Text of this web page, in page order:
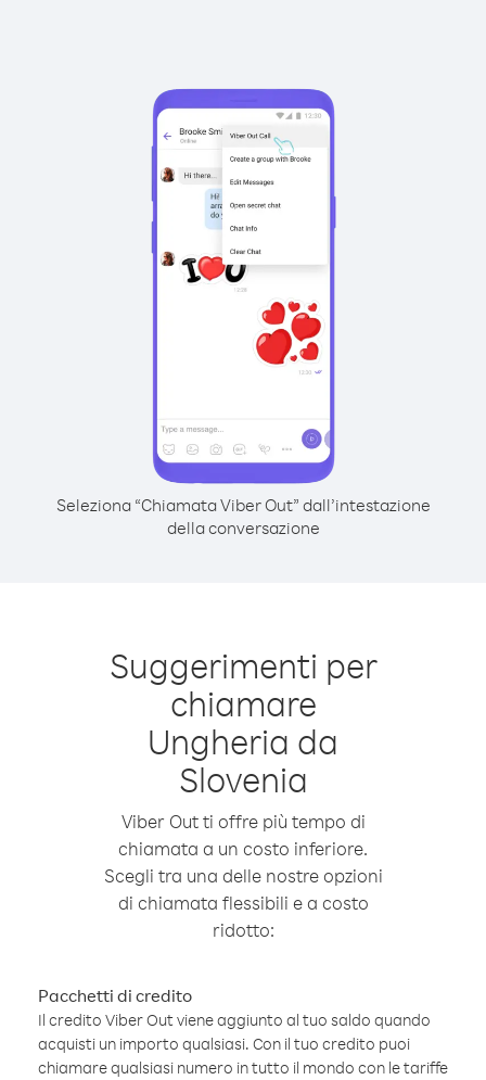
Seleziona “Chiamata Viber Out” dall’intestazione
della conversazione
Suggerimenti per
chiamare
Ungheria da
Slovenia
Viber Out ti offre più tempo di
chiamata a un costo inferiore.
Scegli tra una delle nostre opzioni
di chiamata flessibili e a costo
ridotto:
Pacchetti di credito
Il credito Viber Out viene aggiunto al tuo saldo quando
acquisti un importo qualsiasi. Con il tuo credito puoi
chiamare qualsiasi numero in tutto il mondo con le tariffe